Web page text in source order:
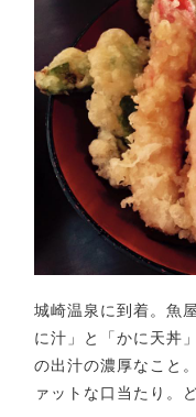
城崎温泉に到着。魚
に汁」と「かに天丼
の出汁の濃厚なこと
ァットな口当たり。